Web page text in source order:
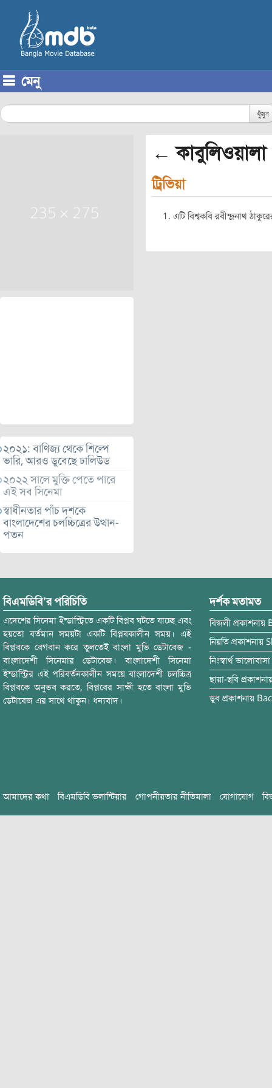
মেনু
খুঁজুন
২০২১: বাণিজ্য থেকে শিল্পে
ভারি, আরও ডুবেছে ঢালিউড
২০২২ সালে মুক্তি পেতে পারে
এই সব সিনেমা
স্বাধীনতার পাঁচ দশকে
বাংলাদেশের চলচ্চিত্রের উত্থান-
পতন
← কাবুলিওয়ালা
ট্রিভিয়া
এটি বিশ্বকবি রবীন্দ্রনাথ
বিএমডিবি’র পরিচিতি
এদেশের সিনেমা ইন্ডাস্ট্রিতে একটি বিপ্লব ঘটতে যাচ্ছে এবং
হয়তো বর্তমান সময়টা একটি বিপ্লবকালীন সময়। এই
বিপ্লবকে বেগবান করে তুলতেই বাংলা মুভি ডেটাবেজ -
বাংলাদেশী সিনেমার ডেটাবেজ। বাংলাদেশী সিনেমা
ইন্ডাস্ট্রির এই পরিবর্তনকালীন সময়ে বাংলাদেশী চলচ্চিত্র
বিপ্লবকে অনুভব করতে, বিপ্লবের সাক্ষী হতে বাংলা মুভি
ডেটাবেজ এর সাথে থাকুন। ধন্যবাদ।
দর্শক মতামত
বিজলী প্রকাশনায়
নিয়তি প্রকাশনায়
নিঃস্বার্থ ভালোবাসা
ছায়া-ছবি
ডুব প্রকাশনায়
আমাদের কথা বিএমডিবি ভলান্টিয়ার গোপনীয়তার নীতিমালা যোগাযোগ